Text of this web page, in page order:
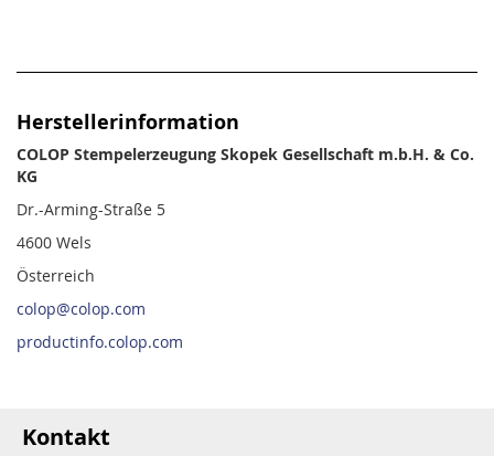
Herstellerinformation
COLOP Stempelerzeugung Skopek Gesellschaft m.b.H. & Co.
KG
Dr.-Arming-Straße 5
4600 Wels
Österreich
colop@colop.com
productinfo.colop.com
Kontakt